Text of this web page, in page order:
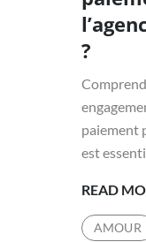
?
paiement
est
READ
AMOUR